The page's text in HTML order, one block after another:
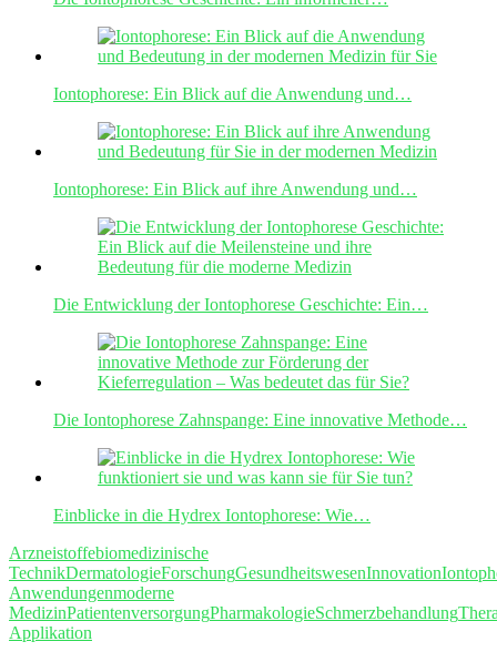
Iontophorese: Ein Blick auf die Anwendung und…
Iontophorese: Ein Blick auf ihre Anwendung und…
Die Entwicklung der Iontophorese Geschichte: Ein…
Die Iontophorese Zahnspange: Eine innovative Methode…
Einblicke in die Hydrex Iontophorese: Wie…
Arzneistoffebiomedizinische
TechnikDermatologieForschungGesundheitswesenInnovation
Anwendungenmoderne
MedizinPatientenversorgungPharmakologieSchmerzbehandlung
Applikation